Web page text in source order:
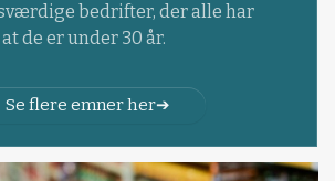
bedrifter, der alle har
de er under 30 år.
Se flere emner her